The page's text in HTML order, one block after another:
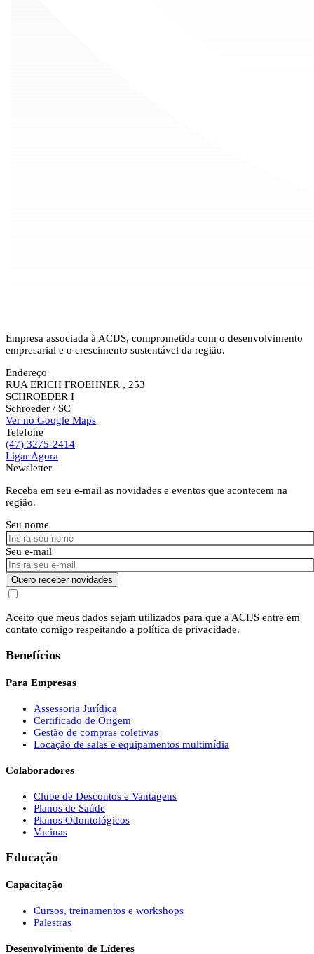
Empresa associada à ACIJS, comprometida com o desenvolvimento
empresarial e o crescimento sustentável da região.
Endereço
RUA ERICH FROEHNER , 253
SCHROEDER I
Schroeder / SC
Ver no Google Maps
Telefone
(47) 3275-2414
Ligar Agora
Newsletter
Receba em seu e-mail as novidades e eventos que acontecem na
região.
Seu nome
Seu e-mail
Quero receber novidades
Aceito que meus dados sejam utilizados para que a ACIJS entre em
contato comigo respeitando a política de privacidade.
Benefícios
Para Empresas
Assessoria Jurídica
Certificado de Origem
Gestão de compras coletivas
Locação de salas e equipamentos multimídia
Colaboradores
Clube de Descontos e Vantagens
Planos de Saúde
Planos Odontológicos
Vacinas
Educação
Capacitação
Cursos, treinamentos e workshops
Palestras
Desenvolvimento de Líderes